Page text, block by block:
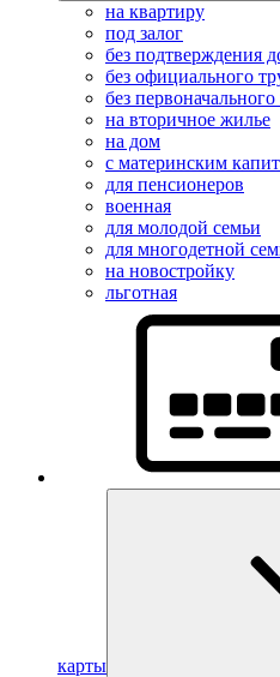
на квартиру
под залог
без подтверждения
без официального
без первоначального
на вторичное жилье
на дом
с материнским
для пенсионеров
военная
для молодой семьи
для многодетной
на новостройку
льготная
карты